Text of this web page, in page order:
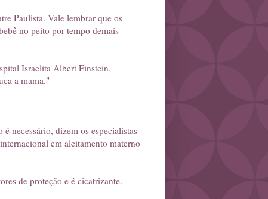
Paulista. Vale lembrar que os
no peito por tempo demais
Israelita Albert Einstein.
a mama."
necessário, dizem os especialistas
em aleitamento materno
de proteção e é cicatrizante.